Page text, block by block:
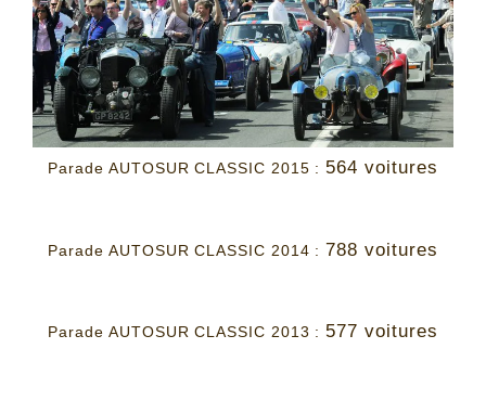
Parade AUTOSUR CLASSIC 2015 : 564 voitures
Parade AUTOSUR CLASSIC 2014 : 788 voitures
Parade AUTOSUR CLASSIC 2013 : 577 voitures